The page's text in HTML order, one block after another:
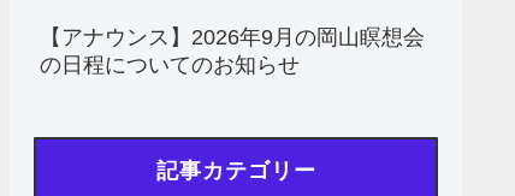
【アナウンス】2026年9月の岡山瞑想会
の日程についてのお知らせ
記事カテゴリー